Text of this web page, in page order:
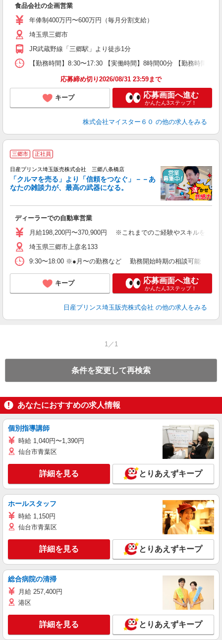
食品会社の企画営業
年俸制400万円〜600万円（毎月分割支給）
埼玉県三郷市
JR武蔵野線「三郷駅」より徒歩1分
【勤務時間】8:30〜17:30 【実働時間】8時間00分 【勤務時間メ
応募締め切り2026/08/31 23:59まで
キープ 応募画面へ進む
かんたん3ステップ！
株式会社マイスター６０ の他の求人をみる
三郷市 正社員
日産プリンス埼玉販売株式会社 三郷八条橋店
「クルマを売る」より「信頼をつなぐ」－－あ
なたの雑談力が、最高の武器になる。
ディーラーでの自動車営業
月給198,200円〜370,900円 ※これまでのご経験やスキルを考慮
埼玉県三郷市上彦名133
9:30〜18:00 ※●月〜の勤務など 勤務開始時期の相談可能
キープ 応募画面へ進む
かんたん3ステップ！
日産プリンス埼玉販売株式会社 の他の求人をみる
1／1
条件を変更して再検索
あなたにおすすめの求人情報
個別指導講師
時給 1,040円〜1,390円
仙台市青葉区
詳細を見る とりあえずキープ
ホールスタッフ
時給 1,150円
仙台市青葉区
詳細を見る とりあえずキープ
総合病院の清掃
月給 257,400円
港区
詳細を見る とりあえずキープ